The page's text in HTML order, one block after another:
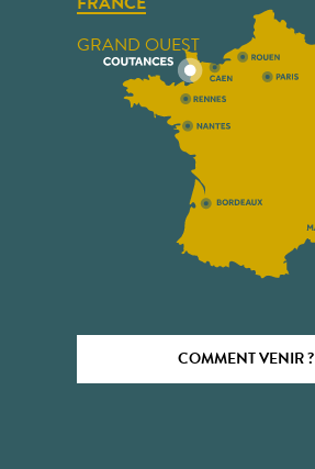
GRAND OUEST
COMMENT VENIR ?